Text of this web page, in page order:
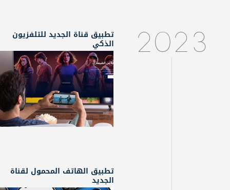
2023 تطبيق قناة الجديد للتلفزيون
الذكي
تطبيق الهاتف المحمول لقناة
الجديد